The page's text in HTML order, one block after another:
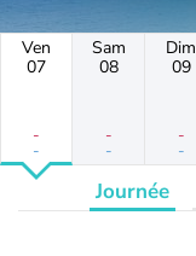
Ven
07
-
-
Sam
08
-
-
Dim
09
-
-
Journée